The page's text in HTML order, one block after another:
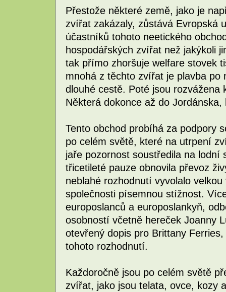
Přestože některé země, jako je
zvířat zakázaly, zůstává Evropská
účastníků tohoto neetického
hospodářských zvířat než jakýkoli
tak přímo zhoršuje welfare stovek
mnohá z těchto zvířat je plavba
dlouhé cestě. Poté jsou
Některá dokonce až do
Tento obchod probíhá za podpory
po celém světě, které na utrpení
jaře pozornost soustředila na lodní
třicetileté pauze obnovila převoz
neblahé rozhodnutí vyvolalo
společnosti písemnou stížnost.
europoslanců a europoslankyň,
osobností včetně hereček Joanny
otevřený dopis pro Brittany
tohoto rozhodnutí.
Každoročně jsou po celém světě
zvířat, jako jsou telata, ovce, kozy